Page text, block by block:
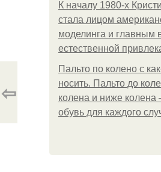
К началу 1980-х
стала лицом
моделинга и главным
естественной
Пальто по колено с
носить. Пальто до
колена и ниже колена
обувь для каждого
⇦